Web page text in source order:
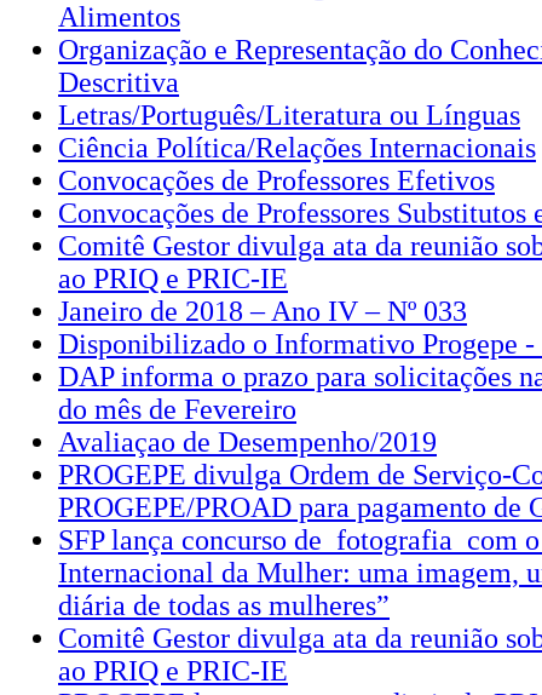
Alimentos
Organização e Representação do
Descritiva
Letras/Português/Literatura ou Línguas
Ciência Política/Relações Internacionais
Convocações de Professores Efetivos
Convocações de Professores Substitutos
Comitê Gestor divulga ata da reunião
ao PRIQ e PRIC-IE
Janeiro de 2018 – Ano IV – Nº 033
Disponibilizado o Informativo Progepe -
DAP informa o prazo para solicitações
do mês de Fevereiro
Avaliaçao de Desempenho/2019
PROGEPE divulga Ordem de Serviço-
PROGEPE/PROAD para pagamento de
SFP lança concurso de fotografia com
Internacional da Mulher: uma imagem,
diária de todas as mulheres”
Comitê Gestor divulga ata da reunião
ao PRIQ e PRIC-IE